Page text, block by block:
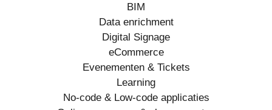
BIM
Data enrichment
Digital Signage
eCommerce
Evenementen & Tickets
Learning
No-code & Low-code applicaties